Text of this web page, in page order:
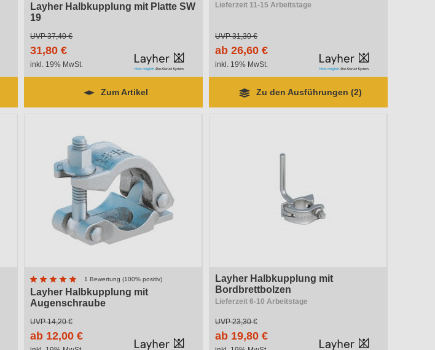
Layher Halbkupplung mit Platte SW
19
UVP37,40 €
31,80 €
inkl. 19% MwSt.
Zum Artikel
Lieferzeit 11-15 Arbeitstage
UVP31,30 €
ab 26,60 €
inkl. 19% MwSt.
Zu den Ausführungen (2)
1 Bewertung (100% positiv)
Layher Halbkupplung mit
Augenschraube
UVP14,20 €
ab 12,00 €
Layher Halbkupplung mit
Bordbrettbolzen
Lieferzeit 6-10 Arbeitstage
UVP23,30 €
ab 19,80 €